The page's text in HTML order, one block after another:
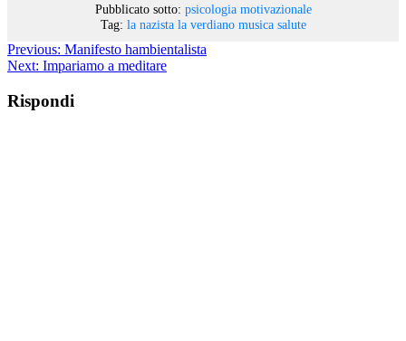
Pubblicato sotto: psicologia motivazionale
Tag: la nazista la verdiano musica salute
Previous: Manifesto hambientalista
Next: Impariamo a meditare
Rispondi